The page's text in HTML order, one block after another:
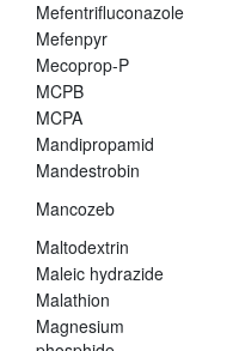
Mefentrifluconazole
Mefenpyr
Mecoprop-P
MCPB
MCPA
Mandipropamid
Mandestrobin
Mancozeb
Maltodextrin
Maleic hydrazide
Malathion
Magnesium